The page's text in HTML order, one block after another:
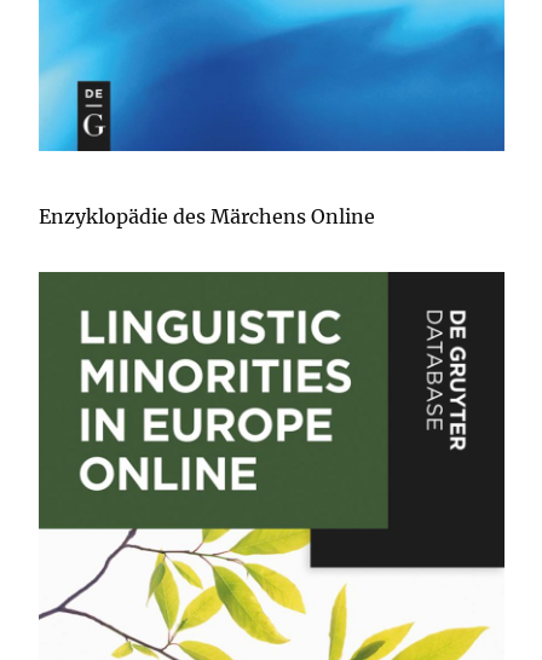
Enzyklopädie des Märchens Online